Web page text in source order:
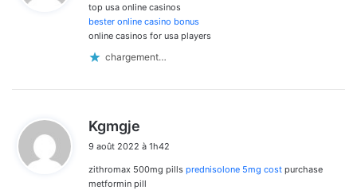
:
top usa online casinos
bester online casino bonus
online casinos for usa players
chargement…
Kgmgje
t
:
9 août 2022 à 1h42
zithromax 500mg pills prednisolone 5mg cost purchase
metformin pill